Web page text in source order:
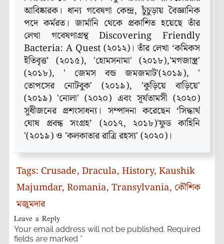
আবিষ্কারক। ধান্য গবেষণা কেন্দ্র, চুঁচুড়ায় বৈজ্ঞানিক
পদে কর্মরত। জার্মানি থেকে প্রকাশিত হয়েছে তাঁর
লেখা গবেষণাগ্রন্থ Discovering Friendly
Bacteria: A Quest (২০১২)। তাঁর লেখা ‘কমিকস
ইতিবৃত্ত’ (২০১৫), 'হোমসনামা' (২০১৮),'মগজাস্ত্র'
(২০১৮), ' জেমস বন্ড জমজমাট'(২০১৯), '
তোপসের নোটবুক' (২০১৯), 'কুড়িয়ে বাড়িয়ে'
(২০১৯) 'নোলা' (২০২০) এবং সূর্যতামসী (২০২০)
সুধীজনের প্রশংসাধন্য। সম্পাদনা করেছেন ‘সিদ্ধার্থ
ঘোষ প্রবন্ধ সংগ্রহ’ (২০১৭, ২০১৮)'ফুড কাহিনি
'(২০১৯) ও 'কলকাতার রাত্রি রহস্য' (২০২০)।
Tags: Crusade, Dracula, History, Kaushik
Majumdar, Romania, Transylvania, কৌশিক
মজুমদার
Leave a Reply
Your email address will not be published. Required
fields are marked *